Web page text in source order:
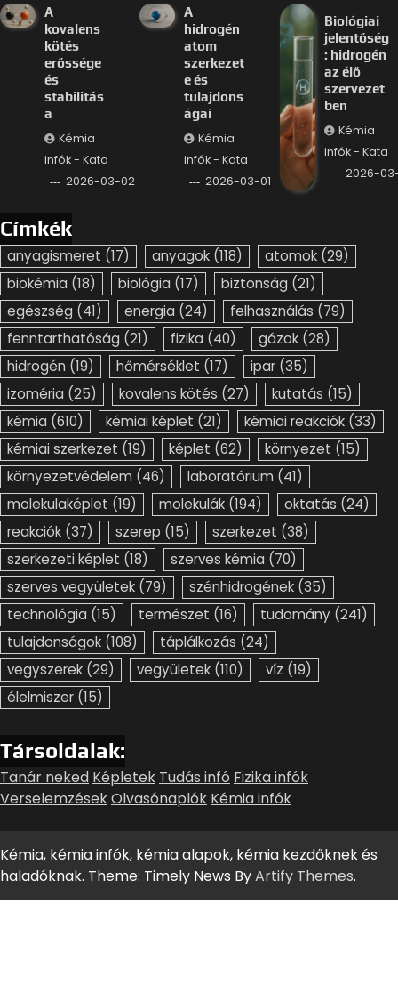
A
kovalens
kötés
erőssége
és
stabilitás
a
Kémia
infók - Kata
2026-03-02
A
hidrogén
atom
szerkezet
e és
tulajdons
ágai
Kémia
infók - Kata
2026-03-01
Biológiai
jelentőség
: hidrogén
az élő
szervezet
ben
Kémia
infók - Kata
2026-
Címkék
anyagismeret (17) anyagok (118) atomok (29)
biokémia (18) biológia (17) biztonság (21)
egészség (41) energia (24) felhasználás (79)
fenntarthatóság (21) fizika (40) gázok (28)
hidrogén (19) hőmérséklet (17) ipar (35)
izoméria (25) kovalens kötés (27) kutatás (15)
kémia (610) kémiai képlet (21) kémiai reakciók (33)
kémiai szerkezet (19) képlet (62) környezet (15)
környezetvédelem (46) laboratórium (41)
molekulaképlet (19) molekulák (194) oktatás (24)
reakciók (37) szerep (15) szerkezet (38)
szerkezeti képlet (18) szerves kémia (70)
szerves vegyületek (79) szénhidrogének (35)
technológia (15) természet (16) tudomány (241)
tulajdonságok (108) táplálkozás (24)
vegyszerek (29) vegyületek (110) víz (19)
élelmiszer (15)
Társoldalak:
Tanár neked Képletek Tudás infó Fizika infók
VerselemzésekOlvasónaplók Kémia infók
Kémia, kémia infók, kémia alapok, kémia kezdőknek és
haladóknak. Theme: Timely News ByArtify Themes.